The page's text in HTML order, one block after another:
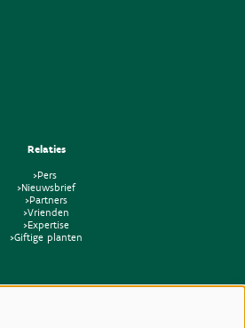
Relaties
>Pers
>Nieuwsbrief
>Partners
>Vrienden
>Expertise
>Giftige planten